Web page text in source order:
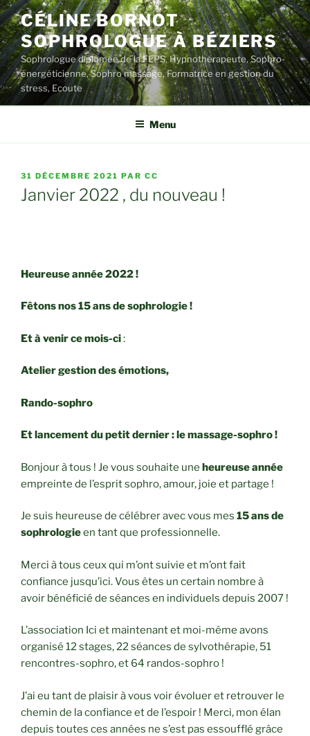
Aller
au
contenu
principal
CÉLINE BORNOT
SOPHROLOGUE À BÉZIERS
Sophrologue diplômée de la FEPS, Hypnothérapeute, Sophro-
énergéticienne, Sophro massage, Formatrice en gestion du
stress, Ecoute
Menu
PUBLIÉ
LE
31 DÉCEMBRE 2021 PAR CC
Janvier 2022 , du nouveau !
Heureuse année 2022 !
Fêtons nos 15 ans de sophrologie !
Et à venir ce mois-ci:
Atelier gestion des émotions,
Rando-sophro
Et lancement du petit dernier : le massage-sophro !
Bonjour à tous ! Je vous souhaite une heureuse année
empreinte de l’esprit sophro, amour, joie et partage !
Je suis heureuse de célébrer avec vous mes 15 ans de
sophrologieen tant que professionnelle.
Merci à tous ceux qui m’ont suivie et m’ont fait
confiance jusqu’ici. Vous êtes un certain nombre à
avoir bénéficié de séances en individuels depuis 2007 !
L’association Ici et maintenant et moi-même avons
organisé 12 stages, 22 séances de sylvothérapie, 51
rencontres-sophro, et 64 randos-sophro !
J’ai eu tant de plaisir à vous voir évoluer et retrouver le
chemin de la confiance et de l’espoir ! Merci, mon élan
depuis toutes ces années ne s’est pas essoufflé grâce